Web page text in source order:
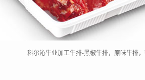
科尔沁牛业加工牛排-黑椒牛排，原味牛排